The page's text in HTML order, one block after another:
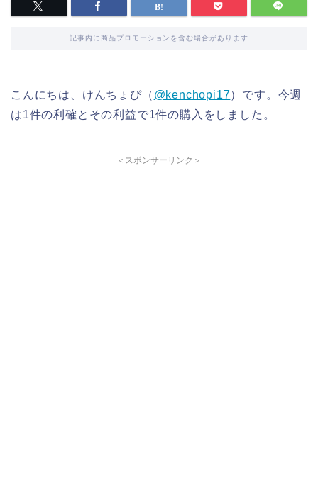
記事内に商品プロモーションを含む場合があります
こんにちは、けんちょぴ（ @kenchopi17）です。今週
は1件の利確とその利益で1件の購入をしました。
＜スポンサーリンク＞